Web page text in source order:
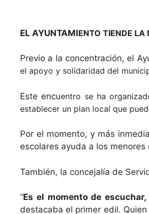
EL AYUNTAMIENTO TIENDE LA
Previo a la concentración, el
el apoyo y solidaridad del
Este encuentro se ha organiza
establecer un plan local que
Por el momento, y más
escolares ayuda a los
También, la concejalía de
“Es el momento de
destacaba el primer edil.